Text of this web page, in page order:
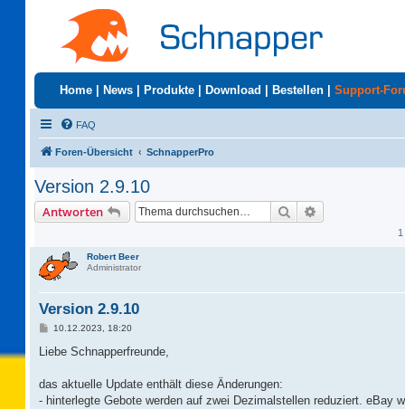
Home News Produkte Download Bestellen Support-
FAQ
Foren-Übersicht SchnapperPro
Version 2.9.10
Antworten Suche
Robert Beer
Administrator
Version 2.9.10
B
i
a
10.12.2023, 18:20
Liebe Schnapperfreunde,
das aktuelle Update enthält diese Änderungen:
- hinterlegte Gebote werden auf zwei Dezimalstellen reduziert.